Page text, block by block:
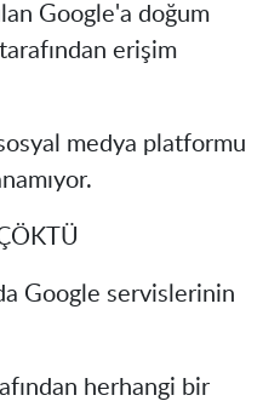
Google'a doğum
erişim
medya platformu
Google servislerinin
herhangi bir